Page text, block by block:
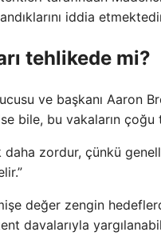
iddia
tehlikede mi?
ve başkanı Aaron
bile, bu vakaların çoğu
daha zordur, çünkü
değer zengin
davalarıyla